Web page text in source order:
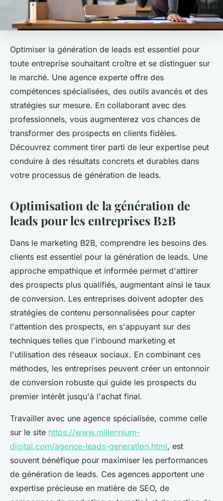
Optimiser la génération de leads est essentiel pour
toute entreprise souhaitant croître et se distinguer sur
le marché. Une agence experte offre des
compétences spécialisées, des outils avancés et des
stratégies sur mesure. En collaborant avec des
professionnels, vous augmenterez vos chances de
transformer des prospects en clients fidèles.
Découvrez comment tirer parti de leur expertise peut
conduire à des résultats concrets et durables dans
votre processus de génération de leads.
Optimisation de la génération de
leads pour les entreprises B2B
Dans le marketing B2B, comprendre les besoins des
clients est essentiel pour la génération de leads. Une
approche empathique et informée permet d'attirer
des prospects plus qualifiés, augmentant ainsi le taux
de conversion. Les entreprises doivent adopter des
stratégies de contenu personnalisées pour capter
l'attention des prospects, en s'appuyant sur des
techniques telles que l'inbound marketing et
l'utilisation des réseaux sociaux. En combinant ces
méthodes, les entreprises peuvent créer un entonnoir
de conversion robuste qui guide les prospects du
premier intérêt jusqu'à l'achat final.
Travailler avec une agence spécialisée, comme celle
sur le site https://www.millennium-
digital.com/agence-leads-generation.html, est
souvent bénéfique pour maximiser les performances
de génération de leads. Ces agences apportent une
expertise précieuse en matière de SEO, de